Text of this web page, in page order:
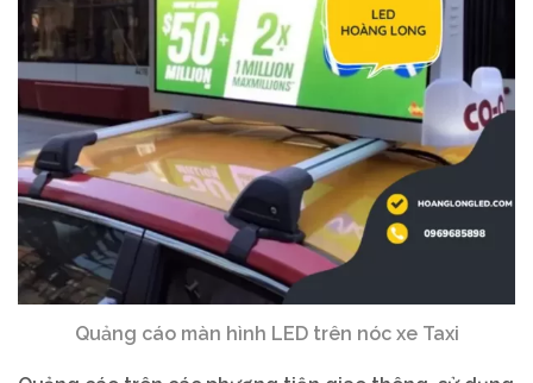
Quảng cáo màn hình LED trên nóc xe Taxi